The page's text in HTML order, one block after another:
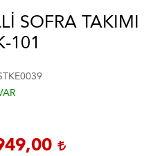
SOFRA TAKIMI
101